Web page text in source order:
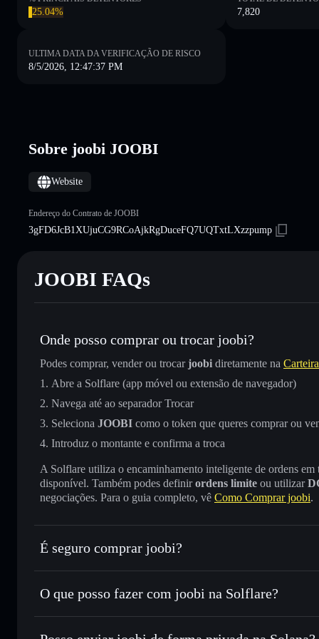
25.04% 7,820
ULTIMA DATA DA VERIFICAÇÃO DE RISCO
8/5/2026, 12:47:37 PM
Sobre joobi JOOBI
Website
Endereço do Contrato de JOOBI
3gFD6JcB1XUjuCG9RCoAjkRgDuceFQ7UQTxtLXzzpump
JOOBI FAQs
Onde posso comprar ou trocar joobi?
Podes comprar, vender ou trocarjoobi diretamente na
Abre a Solflare (app móvel ou extensão de navegador)
Navega até ao separador Trocar
Seleciona JOOBI como o token que queres comprar ou
Introduz o montante e confirma a troca
A Solflare utiliza o encaminhamento inteligente de ordens
disponível. Também podes definirordens limite ou utilizar
negociações. Para o guia completo, vê Como Comprar joobi.
É seguro comprar joobi?
joobi não está verificado
O que posso fazer com joobi na Solflare?
joobi
Carteira Solflare